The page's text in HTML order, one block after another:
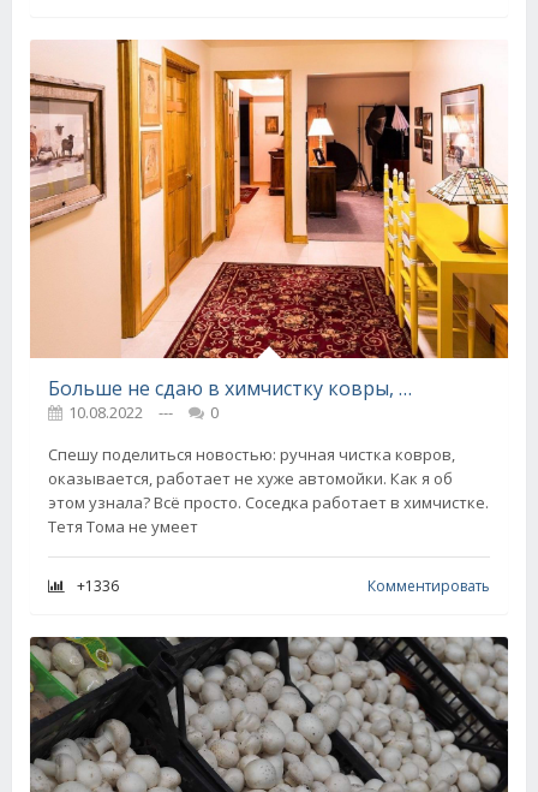
Больше не сдаю в химчистку ковры, руками удаляю загрязнения любой сложности
10.08.2022 ---
0
Спешу поделиться новостью: ручная чистка ковров,
оказывается, работает не хуже автомойки. Как я об
этом узнала? Всё просто. Соседка работает в химчистке.
Тетя Тома не умеет
+1336 Комментировать